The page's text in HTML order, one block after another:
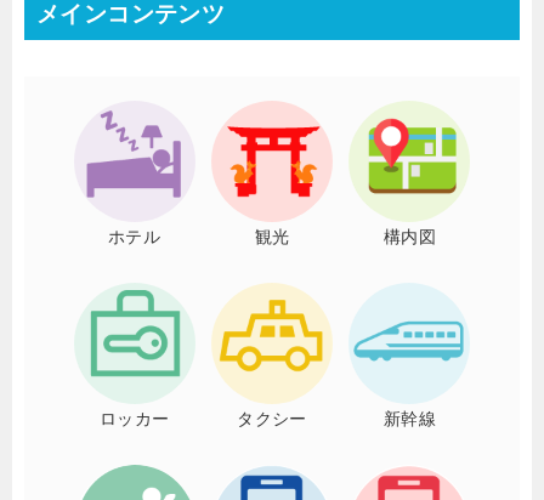
メインコンテンツ
ホテル 観光 構内図
ロッカー タクシー 新幹線